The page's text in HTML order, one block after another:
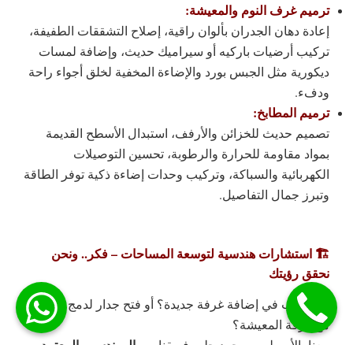
ترميم غرف النوم والمعيشة:
إعادة دهان الجدران بألوان راقية، إصلاح التشققات الطفيفة،
تركيب أرضيات باركيه أو سيراميك حديث، وإضافة لمسات
ديكورية مثل الجبس بورد والإضاءة المخفية لخلق أجواء راحة
ودفء.
ترميم المطابخ:
تصميم حديث للخزائن والأرفف، استبدال الأسطح القديمة
بمواد مقاومة للحرارة والرطوبة، تحسين التوصيلات
الكهربائية والسباكة، وتركيب وحدات إضاءة ذكية توفر الطاقة
وتبرز جمال التفاصيل.
🏗️ استشارات هندسية لتوسعة المساحات – فكر.. ونحن
نحقق رؤيتك
هل ترغب في إضافة غرفة جديدة؟ أو فتح جدار لدمج المطبخ
مع غرفة المعيشة؟